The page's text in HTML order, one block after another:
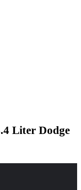
Liter Dodge